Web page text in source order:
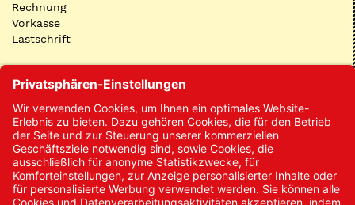
Rechnung
Vorkasse
Lastschrift
Kontakt
Kontakt/Anfrage
Neukundenanmeldung
Kennwort vergessen